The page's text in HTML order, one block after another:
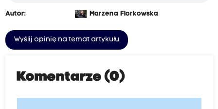
Autor: Marzena Florkowska
Wyślij opinię na temat artykułu
Komentarze (0)